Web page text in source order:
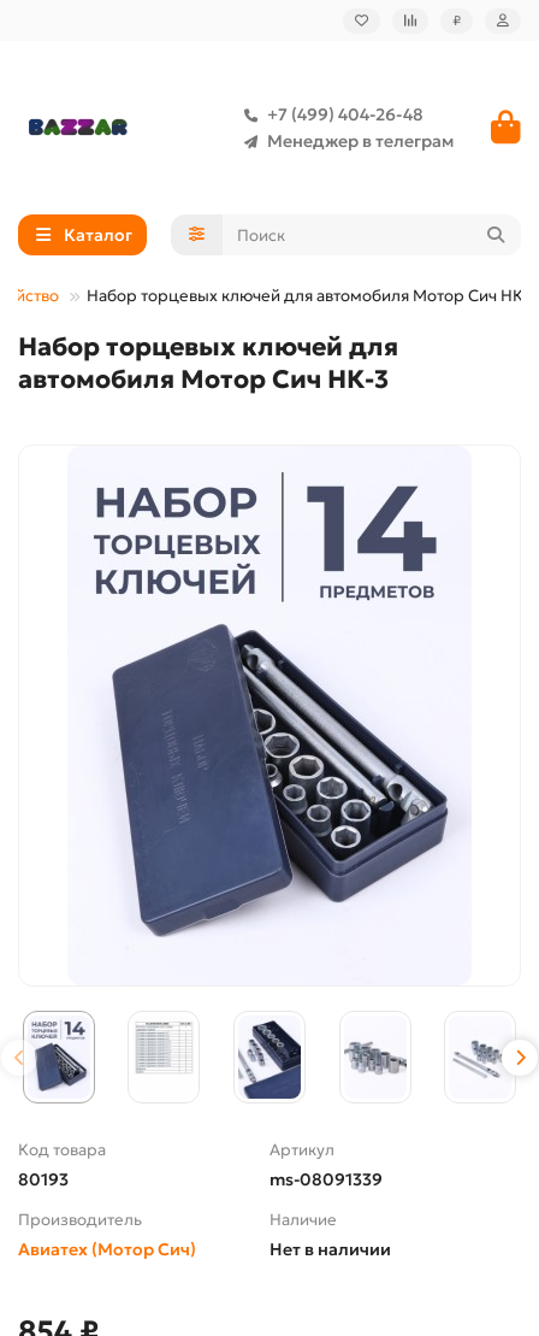
₽
+7 (499) 404-26-48
Менеджер в телеграм
Каталог
Набор торцевых ключей для автомобиля Мотор Сич НК-3
Набор торцевых ключей для
автомобиля Мотор Сич НК-3
Код товара
80193
Артикул
ms-08091339
Производитель
Авиатех (Мотор Сич)
Наличие
Нет в наличии